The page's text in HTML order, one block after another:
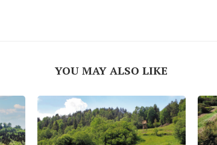
YOU MAY ALSO LIKE